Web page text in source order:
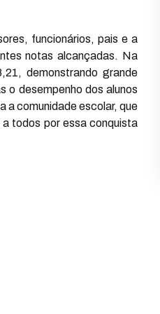
funcionários, pais e a
notas alcançadas. Na
demonstrando grande
o desempenho dos alunos
a comunidade escolar, que
todos por essa conquista